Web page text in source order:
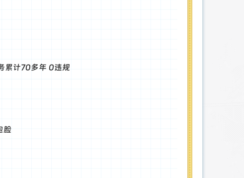
累计70多年 0违规
脸